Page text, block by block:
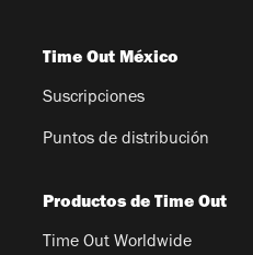
Time Out México
Suscripciones
Puntos de distribución
Productos de Time Out
Time Out Worldwide